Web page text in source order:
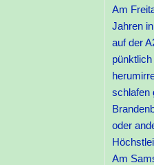
Am
Jahren
auf der
schlafen
oder
Am